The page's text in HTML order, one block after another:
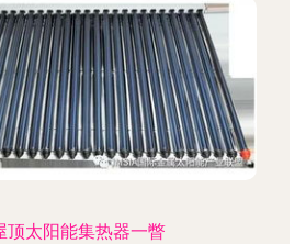
顶太阳能集热器一瞥